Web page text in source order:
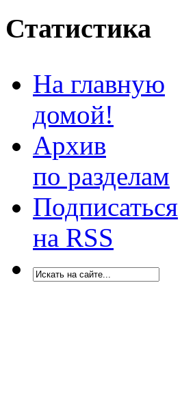
Статистика
На главную
домой!
Архив
по разделам
Подписаться
на RSS